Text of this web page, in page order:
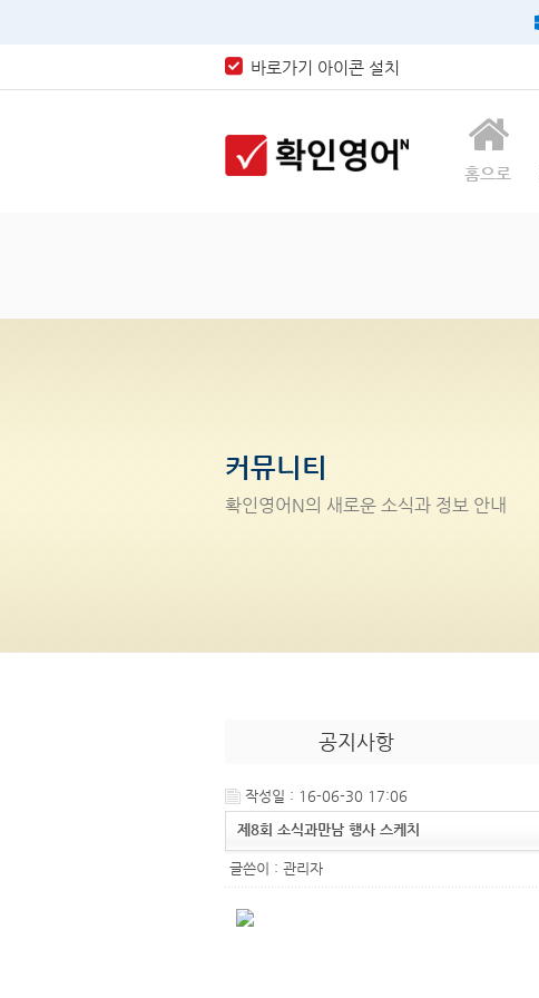
바로가기 아이콘 설치
홈으로
커뮤니티
확인영어 N의 새로운 소식과 정보 안내
공지사항
작성일 : 16-06-30 17:06
제8회 소식과만남 행사 스케치
글쓴이 : 관리자